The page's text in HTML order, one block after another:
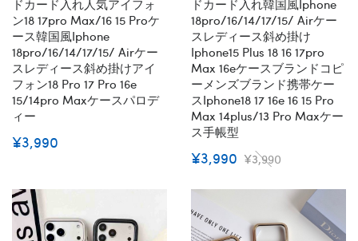
ドカード入れ人気アイフォ
ン18 17pro Max/16 15 Proケ
ース韓国風iphone
18pro/16/14/17/15/ Airケー
スレディース斜め掛けアイ
フォン18 Pro 17 Pro 16e
15/14pro Maxケースパロデ
ィー
¥3,990
ドカード入れ韓国風iphone
18pro/16/14/17/15/ Airケー
スレディース斜め掛け
Iphone15 Plus 18 16 17pro
Max 16eケースブランドコピ
ーメンズブランド携帯ケー
スiphone18 17 16e 16 15 Pro
Max 14plus/13 Pro Maxケー
ス手帳型
¥3,990 ¥3,990